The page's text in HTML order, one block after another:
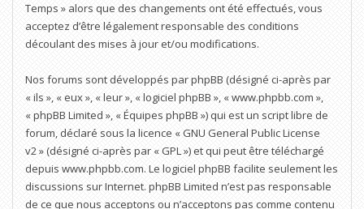
Temps » alors que des changements ont été effectués, vous
acceptez d’être légalement responsable des conditions
découlant des mises à jour et/ou modifications.
Nos forums sont développés par phpBB (désigné ci-après par
« ils », « eux », « leur », « logiciel phpBB », « www.phpbb.com »,
« phpBB Limited », « Équipes phpBB ») qui est un script libre de
forum, déclaré sous la licence «GNU General Public License
v2» (désigné ci-après par « GPL ») et qui peut être téléchargé
depuis www.phpbb.com. Le logiciel phpBB facilite seulement les
discussions sur Internet. phpBB Limited n’est pas responsable
de ce que nous acceptons ou n’acceptons pas comme contenu